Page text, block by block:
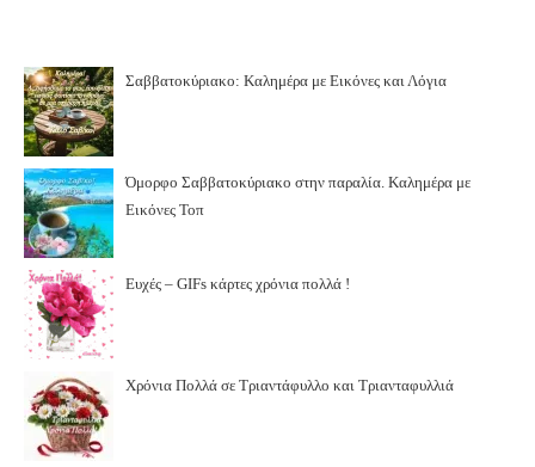
Σαββατοκύριακο: Καλημέρα με Εικόνες και Λόγια
Όμορφο Σαββατοκύριακο στην παραλία. Καλημέρα με
Εικόνες Τοπ
Ευχές – GIFs κάρτες χρόνια πολλά !
Χρόνια Πολλά σε Τριαντάφυλλο και Τριανταφυλλιά